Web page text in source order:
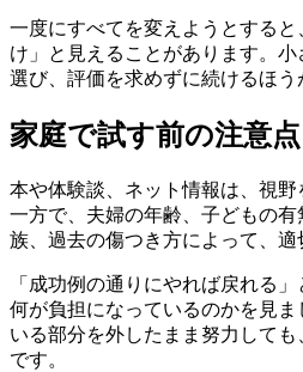
一度にすべてを変えようとする
け」と見えることがあります。
選び、評価を求めずに続けるほう
家庭で試す前の注意点
本や体験談、ネット情報は、視野
一方で、夫婦の年齢、子どもの
族、過去の傷つき方によって、適
「成功例の通りにやれば戻れる
何が負担になっているのかを見
いる部分を外したまま努力して
です。